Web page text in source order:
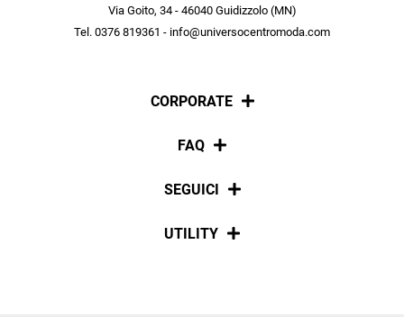
Via Goito, 34 - 46040 Guidizzolo (MN)
Tel. 0376 819361 - info@universocentromoda.com
CORPORATE
Chi siamo
FAQ
Pagamenti
SEGUICI
Social
UTILITY
scopri in anteprima le offerte in esclusiva a te riservate.
ISCRIVITI